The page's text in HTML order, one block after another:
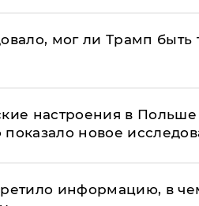
мог ли Трамп быть
настроения в
показало новое
информацию, в